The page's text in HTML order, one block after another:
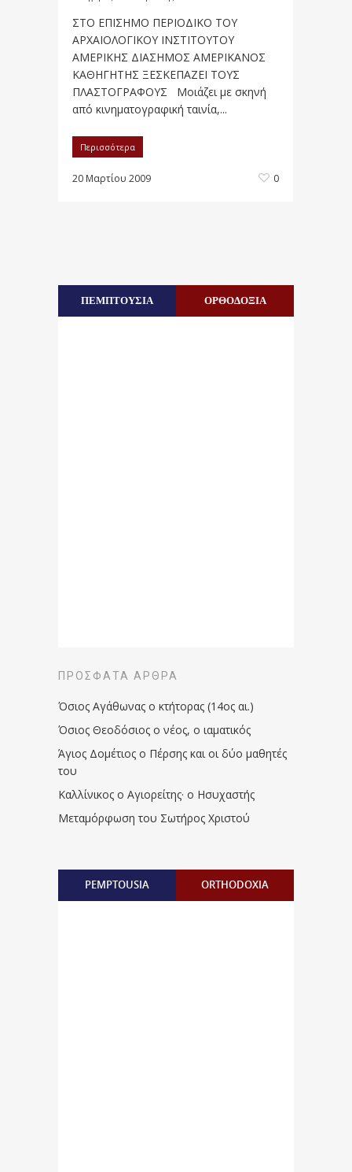
ΣΤΟ ΕΠΙΣΗΜΟ ΠΕΡΙΟΔΙΚΟ ΤΟΥ
ΑΡΧΑΙΟΛΟΓΙΚΟΥ ΙΝΣΤΙΤΟΥΤΟΥ
ΑΜΕΡΙΚΗΣ ΔΙΑΣΗΜΟΣ ΑΜΕΡΙΚΑΝΟΣ
ΚΑΘΗΓΗΤΗΣ ΞΕΣΚΕΠΑΖΕΙ ΤΟΥΣ
ΠΛΑΣΤΟΓΡΑΦΟΥΣ Μοιάζει με σκηνή
από κινηματογραφική ταινία,...
Περισσότερα
20 Μαρτίου 2009 0
ΠΕΜΠΤΟΥΣΙΑ ΟΡΘΟΔΟΞΙΑ
ΠΡΌΣΦΑΤΑ ΆΡΘΡΑ
Όσιος Αγάθωνας ο κτήτορας (14ος αι.)
Όσιος Θεοδόσιος ο νέος, ο ιαματικός
Άγιος Δομέτιος ο Πέρσης και οι δύο μαθητές
του
Καλλίνικος ο Αγιορείτης · ο Ησυχαστής
Μεταμόρφωση του Σωτήρος Χριστού
PEMPTOUSIA ORTHODOXIA